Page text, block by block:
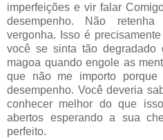
imperfeições e vir falar
desempenho. Não
vergonha. Isso é
você se sinta tão
magoa quando engole as
que não me importo
desempenho. Você deveria
conhecer melhor do que
abertos esperando a sua
perfeito.